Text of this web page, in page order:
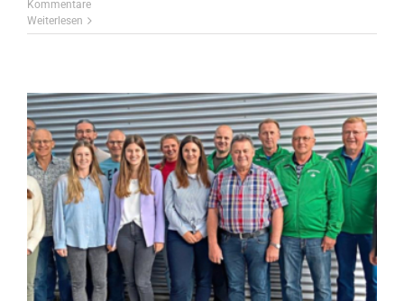
Kommentare
Weiterlesen